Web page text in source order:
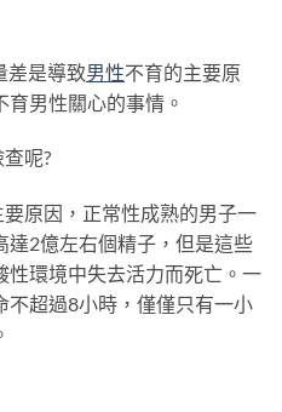
差是導致男性不育的主要原
男性關心的事情。
呢?
原因，正常性成熟的男子一
達2億左右個精子，但是這些
性環境中失去活力而死亡。一
不超過8小時，僅僅只有一小